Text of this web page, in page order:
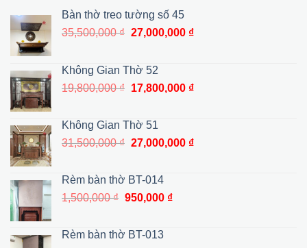
Bàn thờ treo tường số 45
35,500,000₫ Giá
35,500,000 ₫.
27,000,000 ₫Giá
27,000,000 ₫.
Không Gian Thờ 52
19,800,000₫ Giá
19,800,000 ₫.
17,800,000 ₫Giá
17,800,000 ₫.
Không Gian Thờ 51
31,500,000₫ Giá
31,500,000 ₫.
27,000,000 ₫Giá
Rèm bàn thờ BT-014
1,500,000₫ Giá
1,500,000 ₫.
950,000 ₫Giá
Rèm bàn thờ BT-013